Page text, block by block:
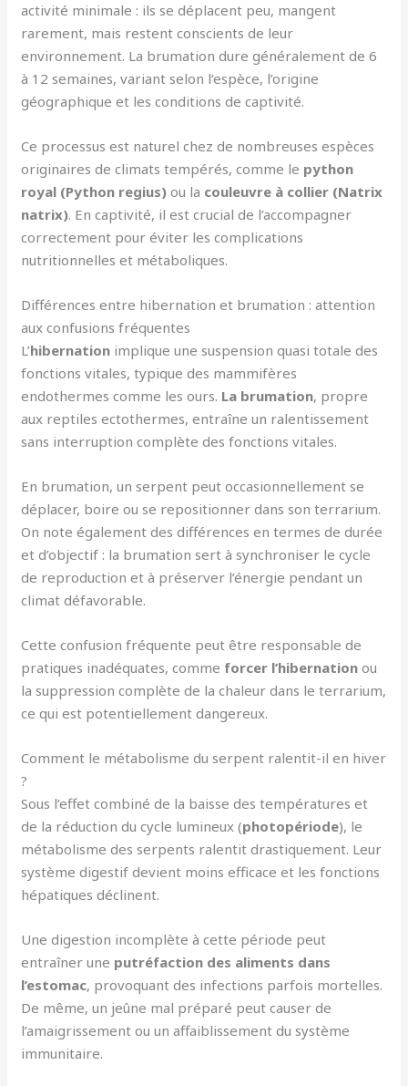
activité minimale : ils se déplacent peu, mangent
rarement, mais restent conscients de leur
environnement. La brumation dure généralement de 6
à 12 semaines, variant selon l’espèce, l’origine
géographique et les conditions de captivité.
Ce processus est naturel chez de nombreuses espèces
originaires de climats tempérés, comme le python
royal (Python regius) ou la couleuvre à collier (Natrix
natrix). En captivité, il est crucial de l’accompagner
correctement pour éviter les complications
nutritionnelles et métaboliques.
Différences entre hibernation et brumation : attention
aux confusions fréquentes
L’hibernation implique une suspension quasi totale des
fonctions vitales, typique des mammifères
endothermes comme les ours. La brumation, propre
aux reptiles ectothermes, entraîne un ralentissement
sans interruption complète des fonctions vitales.
En brumation, un serpent peut occasionnellement se
déplacer, boire ou se repositionner dans son terrarium.
On note également des différences en termes de durée
et d’objectif : la brumation sert à synchroniser le cycle
de reproduction et à préserver l’énergie pendant un
climat défavorable.
Cette confusion fréquente peut être responsable de
pratiques inadéquates, comme forcer l’hibernation ou
la suppression complète de la chaleur dans le terrarium,
ce qui est potentiellement dangereux.
Comment le métabolisme du serpent ralentit-il en hiver
?
Sous l’effet combiné de la baisse des températures et
de la réduction du cycle lumineux (photopériode), le
métabolisme des serpents ralentit drastiquement. Leur
système digestif devient moins efficace et les fonctions
hépatiques déclinent.
Une digestion incomplète à cette période peut
entraîner une putréfaction des aliments dans
l’estomac, provoquant des infections parfois mortelles.
De même, un jeûne mal préparé peut causer de
l’amaigrissement ou un affaiblissement du système
immunitaire.